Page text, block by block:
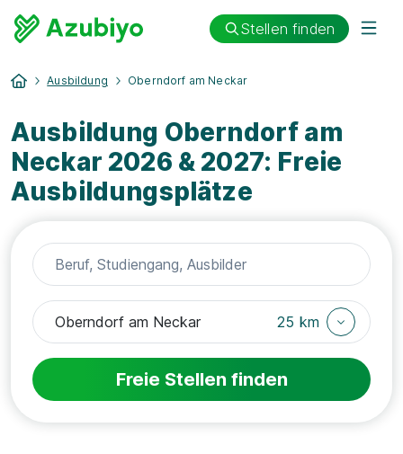
Stellen finden
Ausbildung Oberndorf am Neckar
Ausbildung Oberndorf am
Neckar 2026 & 2027: Freie
Ausbildungsplätze
25 km
Freie Stellen finden